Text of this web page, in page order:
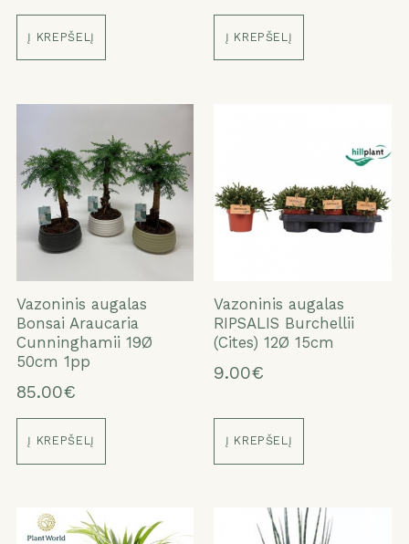
Į KREPŠELĮ Į KREPŠELĮ
Vazoninis augalas
Bonsai Araucaria
Cunninghamii 19Ø
50cm 1pp
85.00€
Į KREPŠELĮ
Vazoninis augalas
RIPSALIS Burchellii
(Cites) 12Ø 15cm
9.00€
Į KREPŠELĮ